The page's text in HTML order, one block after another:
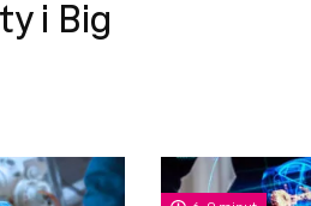
i Big